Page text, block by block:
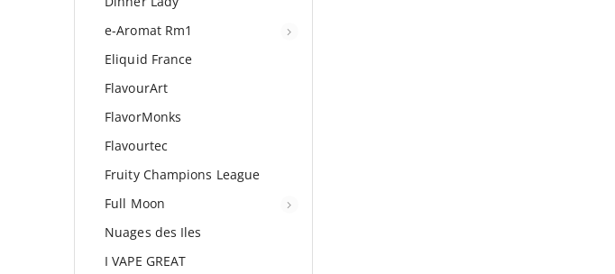
e-Aromat Rm1
Eliquid France
FlavourArt
FlavorMonks
Flavourtec
Fruity Champions League
Full Moon
Nuages des Iles
I VAPE GREAT